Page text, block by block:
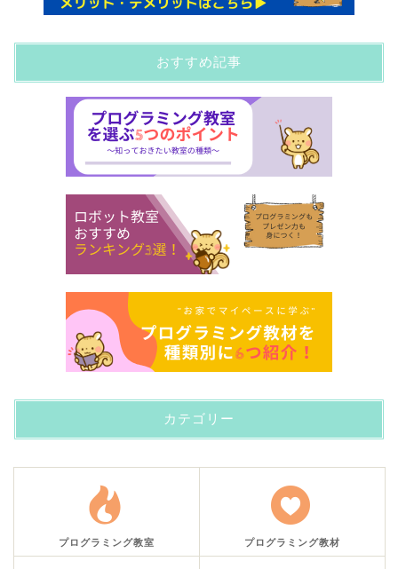
おすすめ記事
カテゴリー
プログラミング教室 プログラミング教材